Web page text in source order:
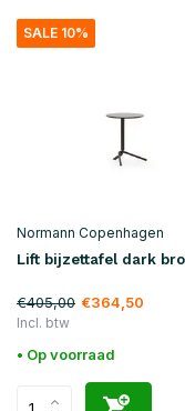
SALE 10%
Normann Copenhagen
Lift bijzettafel dark
€405,00 €364,50
Incl. btw
• Op voorraad